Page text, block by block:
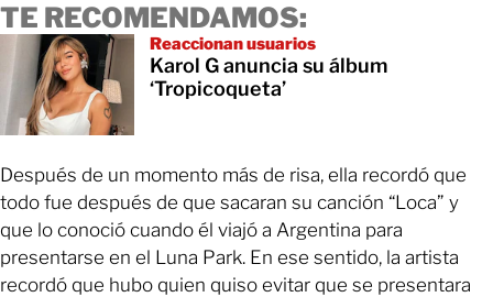
TE RECOMENDAMOS:
Reaccionan usuarios
Karol G anuncia su álbum
‘Tropicoqueta’
Después de un momento más de risa, ella recordó que
todo fue después de que sacaran su canción “Loca” y
que lo conoció cuando él viajó a Argentina para
presentarse en el Luna Park. En ese sentido, la artista
recordó que hubo quien quiso evitar que se presentara